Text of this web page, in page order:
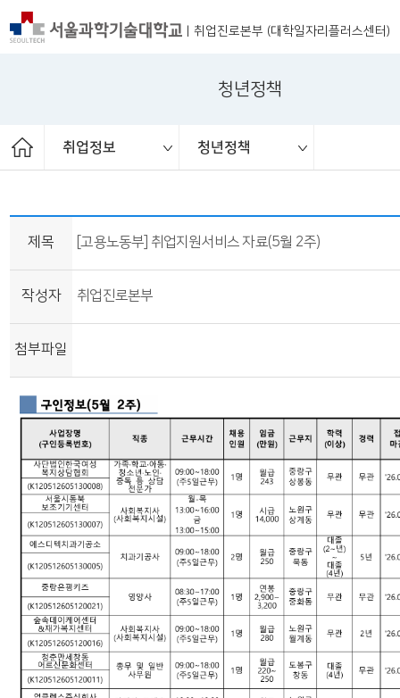
|취업진로본부 (대학일자리플러스센터)
청년정책
취업정보 청년정책
취업상담
프로그램
채용공고
취업정보
ST커리어멘토링
취업진로본부
공지사항
대외활동
청년정책
취업 서포터즈
보도자료
제목 [고용노동부] 취업지원서비스 자료(5월 2주)
작성자 취업진로본부
첨부파일